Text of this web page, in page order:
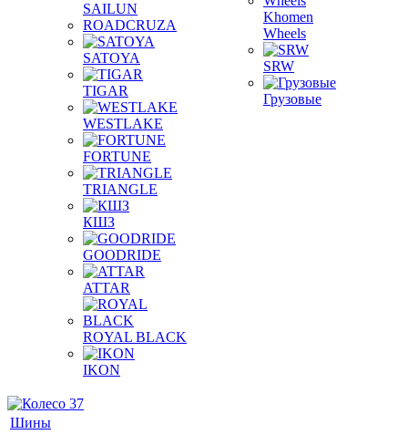
SAILUN
ROADCRUZA
SATOYA
TIGAR
WESTLAKE
FORTUNE
TRIANGLE
КШЗ
GOODRIDE
ATTAR
ROYAL BLACK
IKON
Khomen
Wheels
SRW
Грузовые
Шины